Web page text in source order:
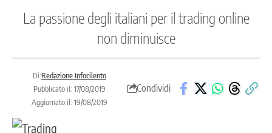
La passione degli italiani per il trading online
non diminuisce
Di:Redazione Infocilento
Pubblicato il: 17/08/2019
Aggiornato il: 19/08/2019
Condividi